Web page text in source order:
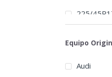
225/
225/60R17
Equipo
Audi